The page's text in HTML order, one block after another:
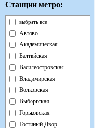
Станции метро:
выбрать все
Автово
Академическая
Балтийская
Василеостровская
Владимирская
Волковская
Выборгская
Горьковская
Гостиный Двор